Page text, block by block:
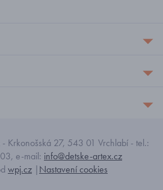
Krkonošská 27, 543 01 Vrchlabí - tel.:
e-mail: info@detske-artex.cz
wpj.cz |Nastavení cookies